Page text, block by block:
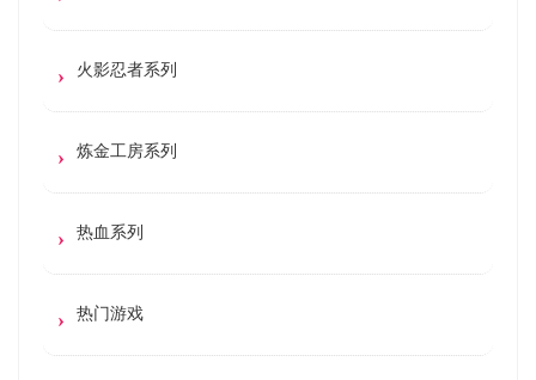
火影忍者系列
炼金工房系列
热血系列
热门游戏